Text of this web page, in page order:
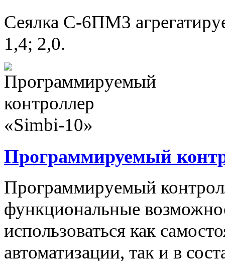
Сеялка С-6ПМ3
1,4; 2,0.
Программируемый
Программируемый
функциональные
использоваться как
автоматизации, так и в